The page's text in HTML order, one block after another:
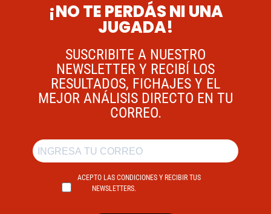
¡NO TE PERDÁS NI UNA
JUGADA!
SUSCRIBITE A NUESTRO
NEWSLETTER Y RECIBÍ LOS
RESULTADOS, FICHAJES Y EL
MEJOR ANÁLISIS DIRECTO EN TU
CORREO.
ACEPTO LAS CONDICIONES Y RECIBIR TUS
NEWSLETTERS.